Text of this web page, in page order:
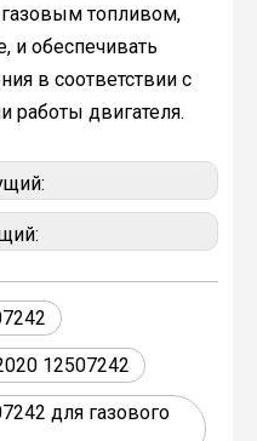
топливом,
и обеспечивать
в соответствии с
двигателя.
12507242
для газового